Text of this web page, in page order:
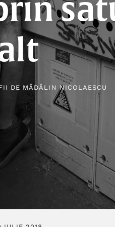
DE MĂDĂLIN NICOLAESCU